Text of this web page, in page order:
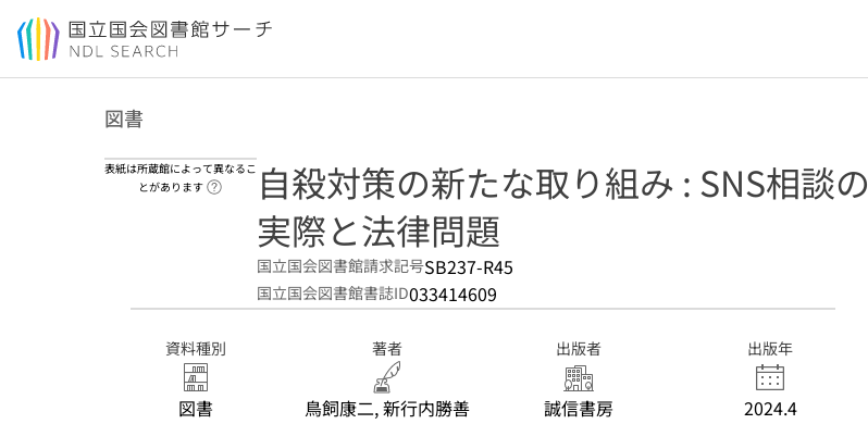
本文へ移動
図書
表紙は所蔵館によって異なるこ
とがあります
ヘルプページへのリンク
自殺対策の新たな取り組み : SNS相談の
実際と法律問題
国立国会図書館請求記号SB237-R45
国立国会図書館書誌ID033414609
資料種別
図書
著者
鳥飼康二, 新行内勝善
出版者
誠信書房
出版年
2024.4